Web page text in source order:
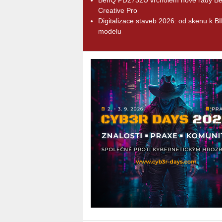
Creative Pro
Digitalizace staveb 2026: od skenu k
modelu